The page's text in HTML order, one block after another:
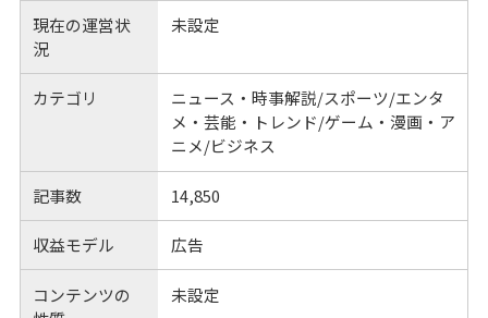
現在の運営状
況
未設定
カテゴリ
ニュース・時事解説/スポーツ/エンタ
メ・芸能・トレンド/ゲーム・漫画・ア
ニメ/ビジネス
記事数 14,850
収益モデル 広告
コンテンツの
未設定